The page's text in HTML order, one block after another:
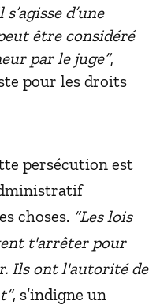
d’une
être considéré
par le juge”,
pour les droits
persécution est
choses. “Les lois
t'arrêter pour
Ils ont l'autorité de
, s’indigne un